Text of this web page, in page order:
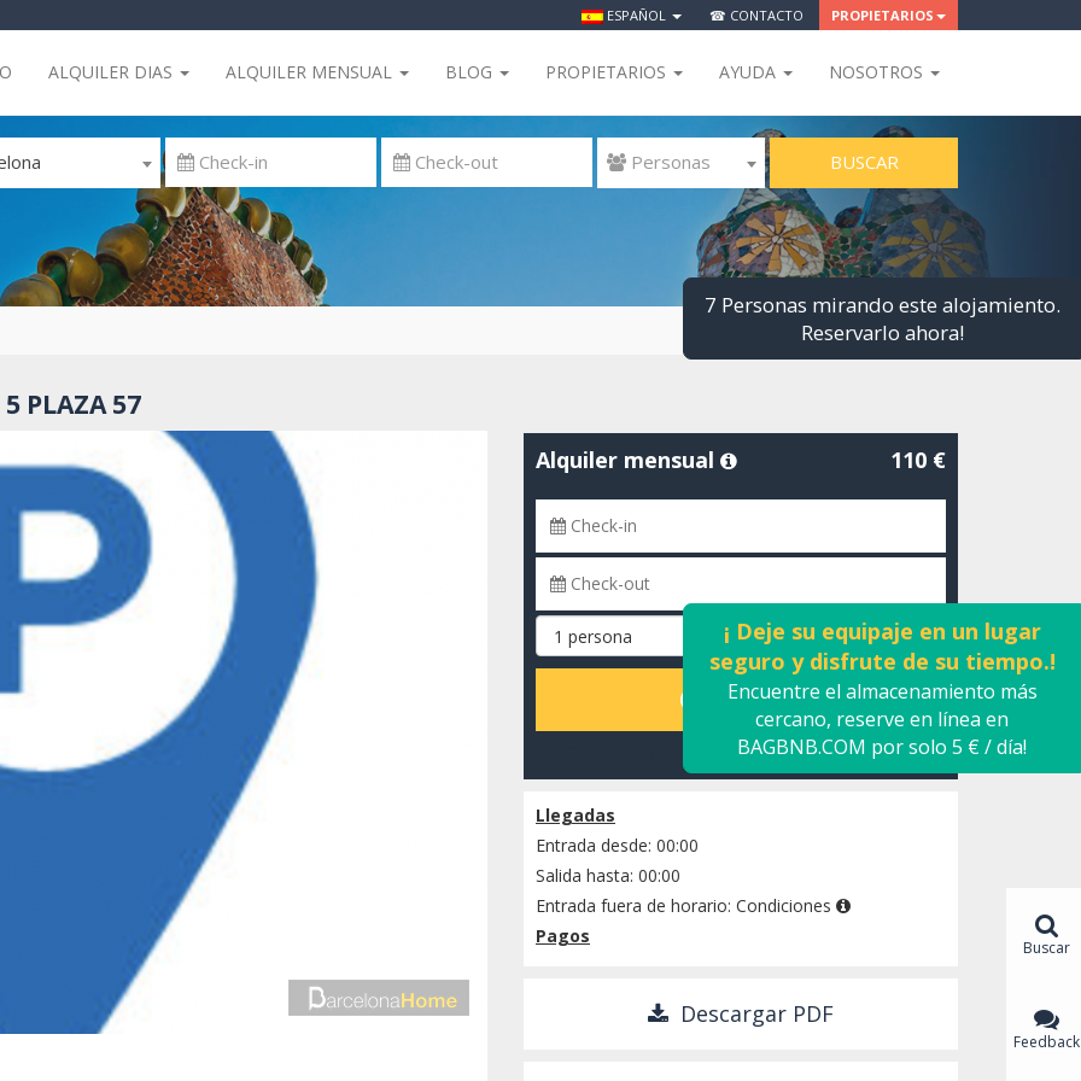
ESPAÑOL ☎ CONTACTO PROPIETARIOS
ALQUILER DIAS ALQUILER MENSUAL BLOG PROPIETARIOS AYUDA NOSOTROS
 Personas BUSCAR
Alquiler mensual 110 €
CALCULAR
Llegadas
Entrada desde: 00:00
Salida hasta: 00:00
Entrada fuera de horario: Condiciones
Pagos
Descargar PDF
PLAZA 57
7 Personas mirando este alojamiento.
Reservarlo ahora!
¡ Deje su equipaje en un lugar
seguro y disfrute de su tiempo.!
Encuentre el almacenamiento más
cercano, reserve en línea en
BAGBNB.COM por solo 5 € / día!
Buscar
Feedback